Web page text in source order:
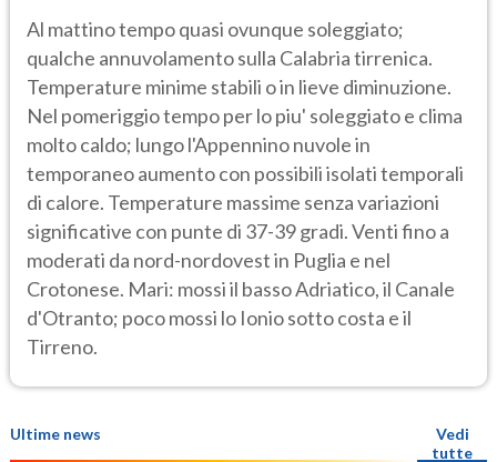
Al mattino tempo quasi ovunque soleggiato;
qualche annuvolamento sulla Calabria tirrenica.
Temperature minime stabili o in lieve diminuzione.
Nel pomeriggio tempo per lo piu' soleggiato e clima
molto caldo; lungo l'Appennino nuvole in
temporaneo aumento con possibili isolati temporali
di calore. Temperature massime senza variazioni
significative con punte di 37-39 gradi. Venti fino a
moderati da nord-nordovest in Puglia e nel
Crotonese. Mari: mossi il basso Adriatico, il Canale
d'Otranto; poco mossi lo Ionio sotto costa e il
Tirreno.
Ultime news
Vedi
tutte